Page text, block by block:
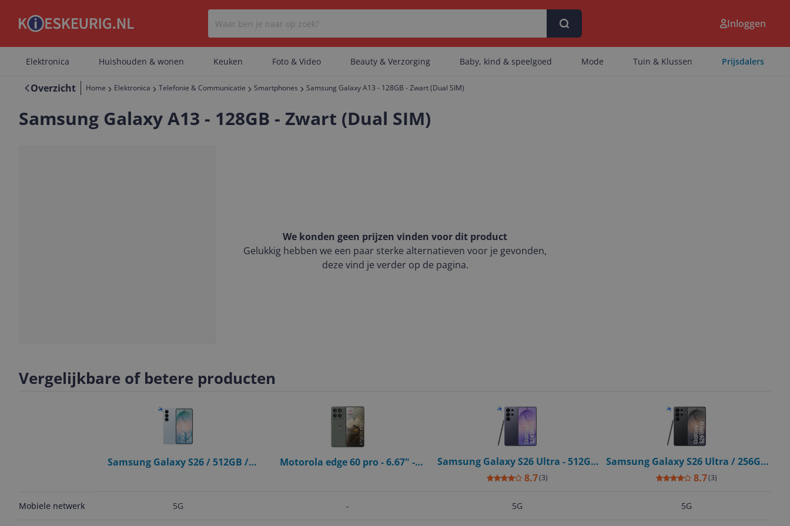
Er zijn geen categorieën gevonden.
Inloggen
Elektronica Huishouden & wonen Keuken Foto & Video Beauty & Verzorging Baby, kind & speelgoed Mode Tuin & Klussen Prijsdalers
Overzicht Home Elektronica Telefonie & Communicatie Smartphones Samsung Galaxy A13 - 128GB - Zwart (Dual SIM)
Samsung Galaxy A13 - 128GB - Zwart (Dual SIM)
We konden geen prijzen vinden voor dit product
Gelukkig hebben we een paar sterke alternatieven voor je gevonden,
deze vind je verder op de pagina.
Vergelijkbare of betere producten
Mobiele netwerk
Samsung Galaxy S26 / 512GB /
5G
Motorola edge 60 pro - 6.67" -
-
Samsung Galaxy S26 Ultra - 512GB
- Cobalt Violet
8.7(3)
5G
Samsung Galaxy S26 Ultra / 256GB
/ Zwart
8.7(3)
5G